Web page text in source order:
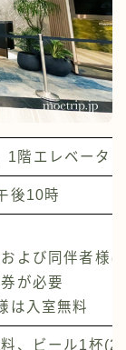
1階エレベータ
後10時
よび同伴者様
が必要
は入室無料
、ビール1杯(2